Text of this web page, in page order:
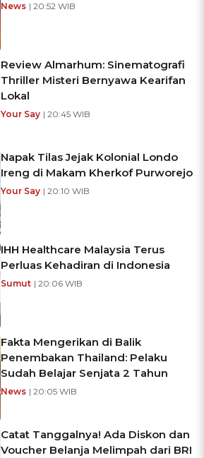
News | 20:52 WIB
Review Almarhum: Sinematografi
Thriller Misteri Bernyawa Kearifan
Lokal
Your Say | 20:45 WIB
Napak Tilas Jejak Kolonial Londo
Ireng di Makam Kherkof Purworejo
Your Say | 20:10 WIB
IHH Healthcare Malaysia Terus
Perluas Kehadiran di Indonesia
Sumut | 20:06 WIB
Fakta Mengerikan di Balik
Penembakan Thailand: Pelaku
Sudah Belajar Senjata 2 Tahun
News | 20:05 WIB
Catat Tanggalnya! Ada Diskon dan
Voucher Belanja Melimpah dari BRI